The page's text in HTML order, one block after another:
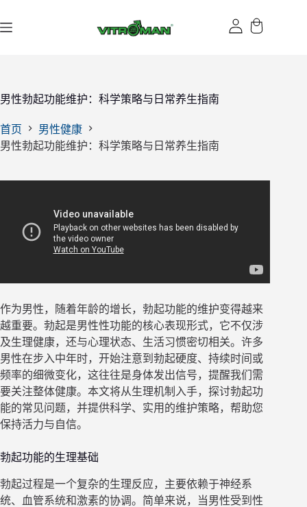
过
男性勃起功能维护：科学策略与日常养生指南
首页
男性健康
男性勃起功能维护：科学策略与日常养生指南
作为男性，随着年龄的增长，勃起功能的维护变得越来
越重要。勃起是男性性功能的核心表现形式，它不仅涉
及生理健康，还与心理状态、生活习惯密切相关。许多
男性在步入中年时，开始注意到勃起硬度、持续时间或
频率的细微变化，这往往是身体发出信号，提醒我们需
要关注整体健康。本文将从生理机制入手，探讨勃起功
能的常见问题，并提供科学、实用的维护策略，帮助您
保持活力与自信。
勃起功能的生理基础
勃起过程是一个复杂的生理反应，主要依赖于神经系
统、血管系统和激素的协调。简单来说，当男性受到性